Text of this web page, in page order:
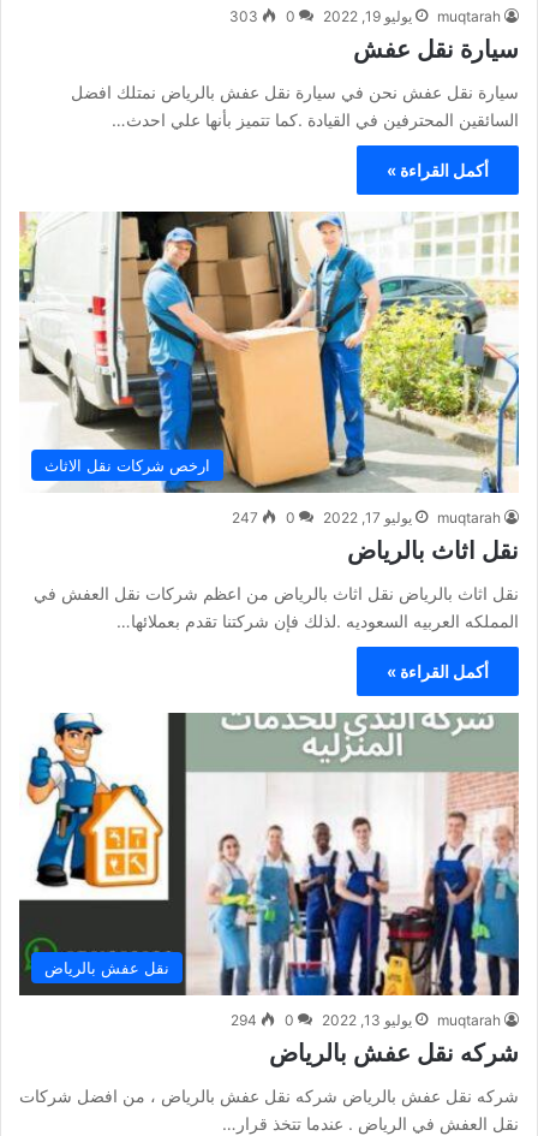
muqtarah يوليو 19, 2022 0
303
سيارة نقل عفش
سيارة نقل عفش نحن في سيارة نقل عفش بالرياض نمتلك افضل
السائقين المحترفين في القيادة .كما تتميز بأنها علي احدث…
أكمل القراءة »
ارخص شركات نقل الاثاث
muqtarah يوليو 17, 2022 0
247
نقل اثاث بالرياض
نقل اثاث بالرياض نقل اثاث بالرياض من اعظم شركات نقل العفش في
المملكه العربيه السعوديه .لذلك فإن شركتنا تقدم بعملائها…
أكمل القراءة »
نقل عفش بالرياض
muqtarah يوليو 13, 2022 0
294
شركه نقل عفش بالرياض
شركه نقل عفش بالرياض شركه نقل عفش بالرياض ، من افضل شركات
نقل العفش في الرياض . عندما تتخذ قرار…